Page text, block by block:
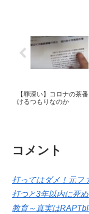
【罪深い】コロナの茶
けるつもりなのか
コメント
打ってはダメ！元フ
打つと3年以内に死
教育～真実は